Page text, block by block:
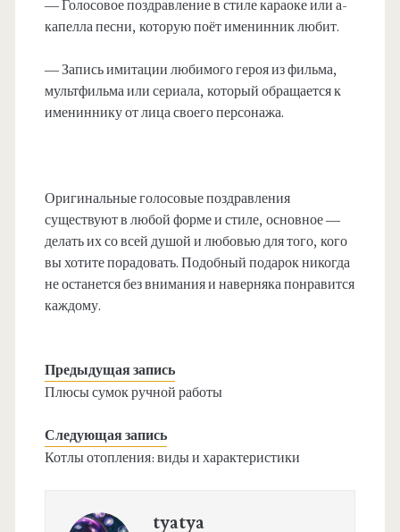
— Голосовое поздравление в стиле караоке или а-
капелла песни, которую поёт именинник любит.
— Запись имитации любимого героя из фильма,
мультфильма или сериала, который обращается к
имениннику от лица своего персонажа.
Оригинальные голосовые поздравления
существуют в любой форме и стиле, основное —
делать их со всей душой и любовью для того, кого
вы хотите порадовать. Подобный подарок никогда
не останется без внимания и наверняка понравится
каждому.
Предыдущая запись
Плюсы сумок ручной работы
Следующая запись
Котлы отопления: виды и характеристики
tyatya